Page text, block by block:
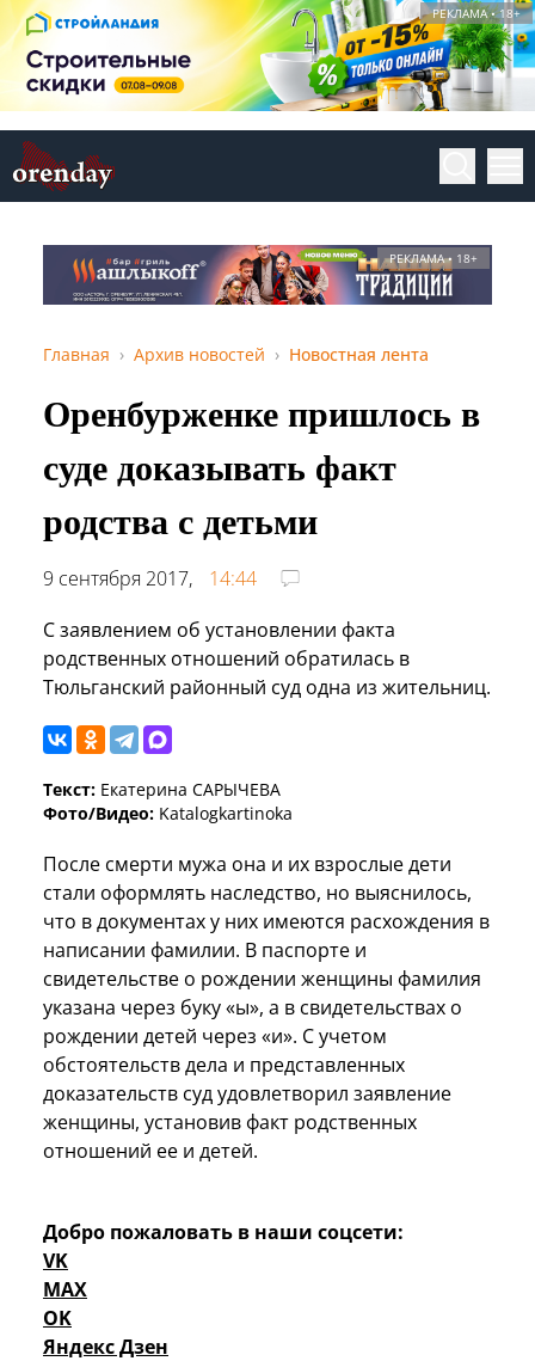
РЕКЛАМА • 18+
РЕКЛАМА • 18+
Главная Архив новостей Новостная лента
Оренбурженке пришлось в
суде доказывать факт
родства с детьми
9 сентября 2017,
14:44
С заявлением об установлении факта
родственных отношений обратилась в
Тюльганский районный суд одна из жительниц.
Текст: Екатерина САРЫЧЕВА
Фото/Видео: Katalogkartinoka
После смерти мужа она и их взрослые дети
стали оформлять наследство, но выяснилось,
что в документах у них имеются расхождения в
написании фамилии. В паспорте и
свидетельстве о рождении женщины фамилия
указана через буку «ы», а в свидетельствах о
рождении детей через «и». С учетом
обстоятельств дела и представленных
доказательств суд удовлетворил заявление
женщины, установив факт родственных
отношений ее и детей.
Добро пожаловать в наши соцсети:
VK
MAX
OK
Яндекс Дзен